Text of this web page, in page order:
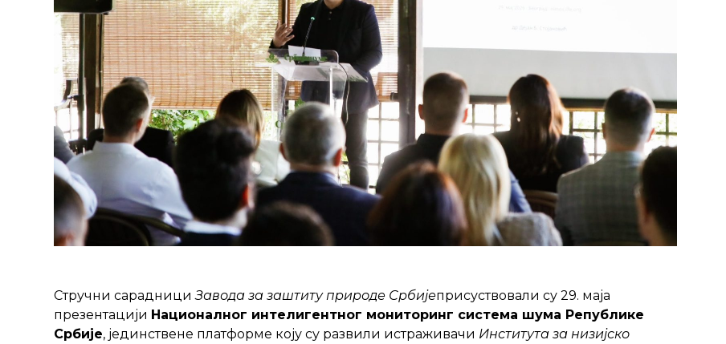
Стручни сараднициЗавода за заштиту природе Србијеприсуствовали су 29. маја
презентацији Националног интелигентног мониторинг система шума Републике
Србије, јединствене платформе коју су развили истраживачи Института за низијско